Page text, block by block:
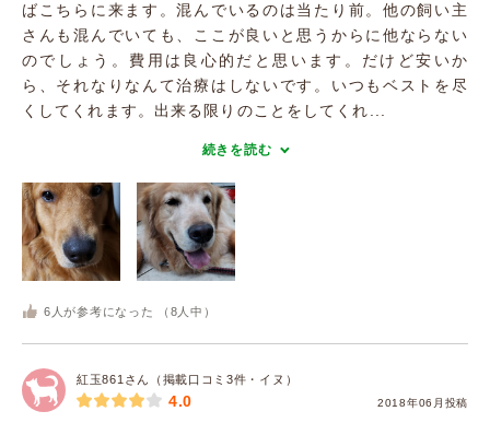
ばこちらに来ます。混んでいるのは当たり前。他の飼い主
さんも混んでいても、ここが良いと思うからに他ならない
のでしょう。費用は良心的だと思います。だけど安いか
ら、それなりなんて治療はしないです。いつもベストを尽
くしてくれます。出来る限りのことをしてくれ...
続きを読む
6 人が参考になった （ 8 人中）
紅玉861さん（掲載口コミ3件・イヌ）
2018年06月投稿
4.0